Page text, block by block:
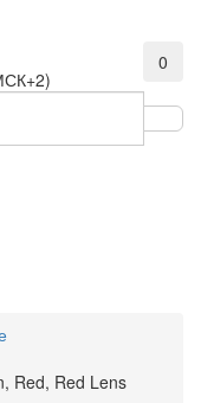
0
Red, Red Lens